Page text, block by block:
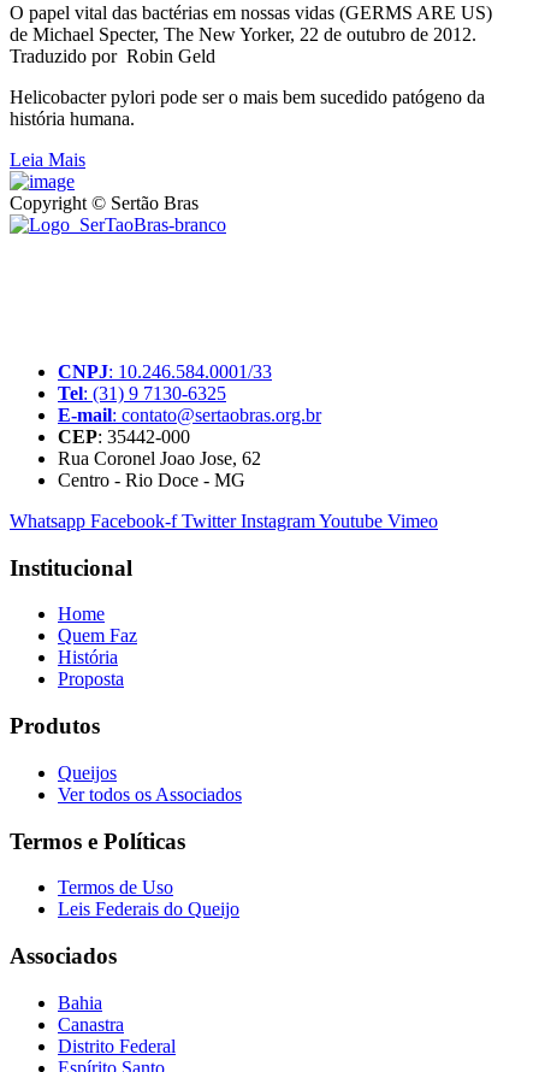
O papel vital das bactérias em nossas vidas (GERMS ARE US)
de Michael Specter, The New Yorker, 22 de outubro de 2012.
Traduzido por Robin Geld
Helicobacter pylori pode ser o mais bem sucedido patógeno da
história humana.
Leia Mais
Copyright © Sertão Bras
CNPJ: 10.246.584.0001/33
Tel: (31) 9 7130-6325
E-mail: contato@sertaobras.org.br
CEP: 35442-000
Rua Coronel Joao Jose, 62
Centro - Rio Doce - MG
Whatsapp Facebook-f Twitter InstagramYoutube Vimeo
Institucional
Home
Quem Faz
História
Proposta
Produtos
Queijos
Ver todos os Associados
Termos e Políticas
Termos de Uso
Leis Federais do Queijo
Associados
Bahia
Canastra
Distrito Federal
Espírito Santo